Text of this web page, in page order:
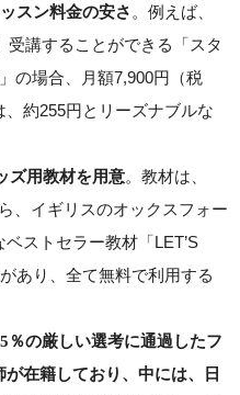
スン料金の安さ 。例えば、
受講することができる「スタ
の場合、月額7,900円（税
約255円とリーズナブルな
ズ用教材を用意。教材は、
、イギリスのオックスフォー
ストセラー教材「LET’S
あり、全て無料で利用する
の厳しい選考に通過したフ
在籍しており、中には、日